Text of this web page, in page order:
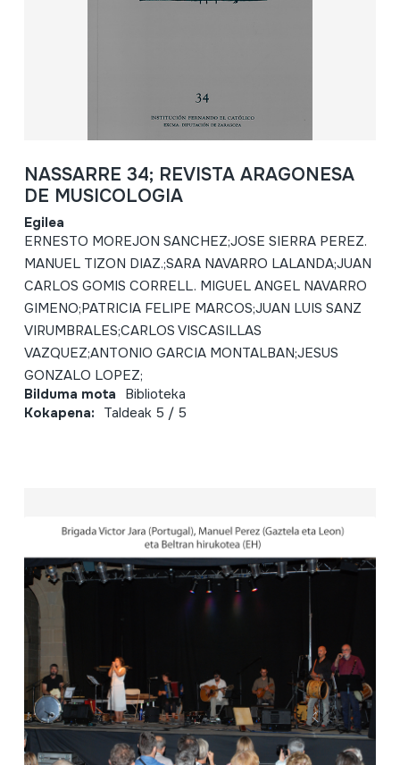
NASSARRE 34; REVISTA ARAGONESA
DE MUSICOLOGIA
Egilea
ERNESTO MOREJON SANCHEZ;JOSE SIERRA PEREZ.
MANUEL TIZON DIAZ.;SARA NAVARRO LALANDA;JUAN
CARLOS GOMIS CORRELL. MIGUEL ANGEL NAVARRO
GIMENO;PATRICIA FELIPE MARCOS;JUAN LUIS SANZ
VIRUMBRALES;CARLOS VISCASILLAS
VAZQUEZ;ANTONIO GARCIA MONTALBAN;JESUS
GONZALO LOPEZ;
Bilduma mota Biblioteka
Kokapena: Taldeak 5 / 5